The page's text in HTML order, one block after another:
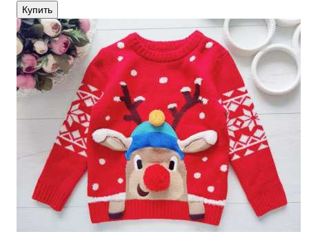
Купить